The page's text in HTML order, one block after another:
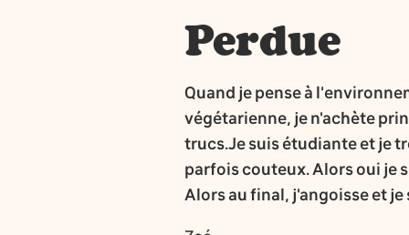
Perdue
Quand je pense à
végétarienne, je n'achète
trucs.Je suis étudiante et je
parfois couteux. Alors oui je
Alors au final, j'angoisse et je